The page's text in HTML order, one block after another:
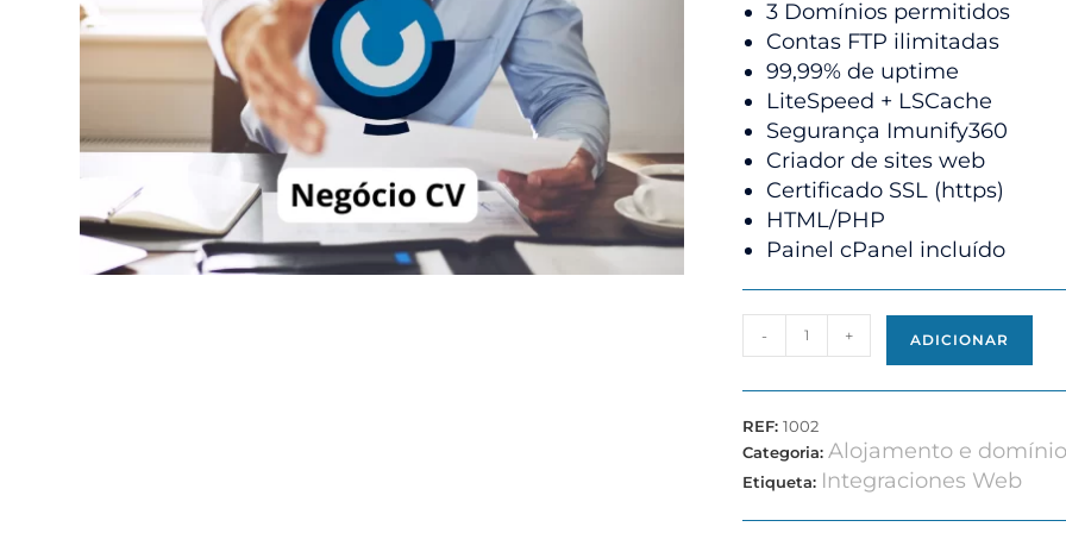
3 Domínios permitidos
Contas FTP ilimitadas
99,99% de uptime
LiteSpeed + LSCache
Segurança Imunify360
Criador de sites web
Certificado SSL (https)
HTML/PHP
Painel cPanel incluído
- + ADICIONAR
REF: 1002
Categoria: Alojamento e
Etiqueta: Integraciones Web